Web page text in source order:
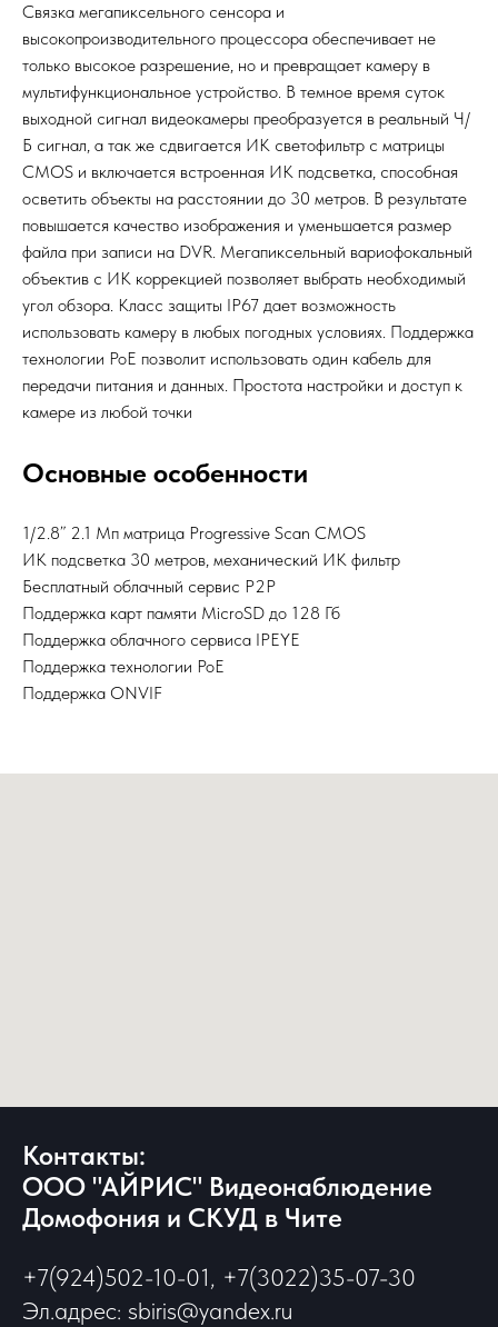
Связка мегапиксельного сенсора и
высокопроизводительного процессора обеспечивает не
только высокое разрешение, но и превращает камеру в
мультифункциональное устройство. В темное время суток
выходной сигнал видеокамеры преобразуется в реальный Ч/
Б сигнал, а так же сдвигается ИК светофильтр с матрицы
CMOS и включается встроенная ИК подсветка, способная
осветить объекты на расстоянии до 30 метров. В результате
повышается качество изображения и уменьшается размер
файла при записи на DVR. Мегапиксельный вариофокальный
объектив с ИК коррекцией позволяет выбрать необходимый
угол обзора. Класс защиты IP67 дает возможность
использовать камеру в любых погодных условиях. Поддержка
технологии РоЕ позволит использовать один кабель для
передачи питания и данных. Простота настройки и доступ к
камере из любой точки
Основные особенности
1/2.8” 2.1 Мп матрица Progressive Scan CMOS
ИК подсветка 30 метров, механический ИК фильтр
Бесплатный облачный сервис P2P
Поддержка карт памяти MicroSD до 128 Гб
Поддержка облачного сервиса IPEYE
Поддержка технологии PoE
Поддержка ONVIF
Контакты:
ООО "АЙРИС" Видеонаблюдение
Домофония и СКУД в Чите
+7(924)502-10-01, +7(3022)35-07-30
Эл.адрес: sbiris@yandex.ru